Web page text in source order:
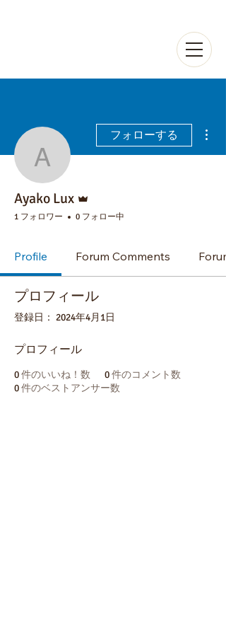
Ayako Lux
フォローする
Ayako Lux
1 フォロワー 0 フォロー中
Profile Forum Comments
プロフィール
登録日： 2024年4月1日
プロフィール
0件のいいね！数 0件のコメント数
0件のベストアンサー数